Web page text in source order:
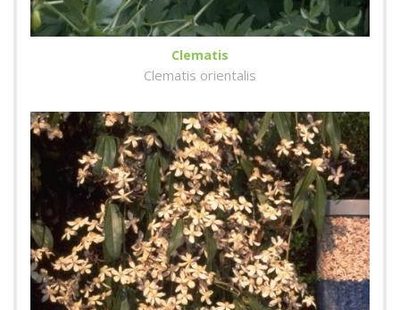
Clematis
Clematis orientalis